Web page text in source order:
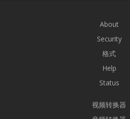
About
Security
格式
Help
Status
视频转换器